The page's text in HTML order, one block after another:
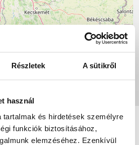
Részletek A sütikről
használ
tartalmak és hirdetések személyre
funkciók biztosításához,
elemzéséhez. Ezenkívül